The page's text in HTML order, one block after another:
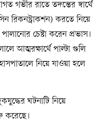
গভীর রাতে তদন্তের স্বার্থে
রিকনস্ট্রাকশন) করতে নিয়ে
চেষ্টা করেন প্রভাস।
আত্মরক্ষার্থে পাল্টা গুলি
নিয়ে যাওয়া হলে
ঘটনাটি নিয়ে
করেছে।